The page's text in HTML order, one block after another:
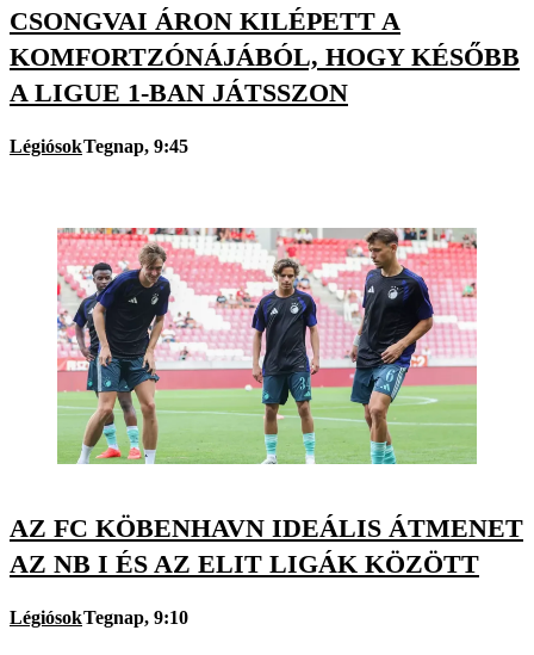
CSONGVAI ÁRON KILÉPETT A
KOMFORTZÓNÁJÁBÓL, HOGY KÉSŐBB
A LIGUE 1-BAN JÁTSSZON
LégiósokTegnap, 9:45
AZ FC KÖBENHAVN IDEÁLIS ÁTMENET
AZ NB I ÉS AZ ELIT LIGÁK KÖZÖTT
LégiósokTegnap, 9:10